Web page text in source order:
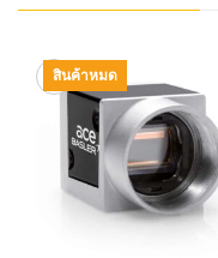
สินค้าหมด